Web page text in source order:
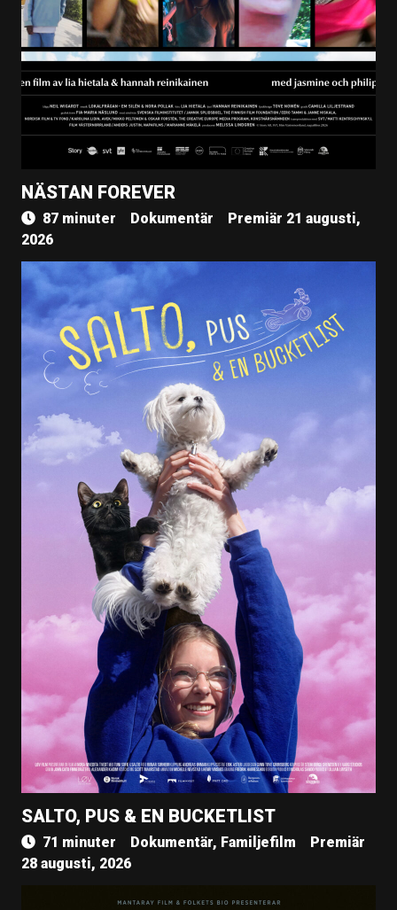
NÄSTAN FOREVER
87 minuter Dokumentär
Premiär 21 augusti,
2026
SALTO, PUS & EN BUCKETLIST
71 minuter Dokumentär, Familjefilm
Premiär
28 augusti, 2026